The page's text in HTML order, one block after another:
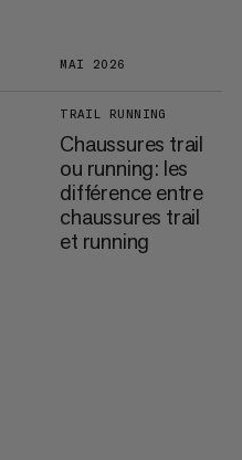
MAI 2026
TRAIL RUNNING
Chaussures trail
ou running: les
différence entre
chaussures trail
et running